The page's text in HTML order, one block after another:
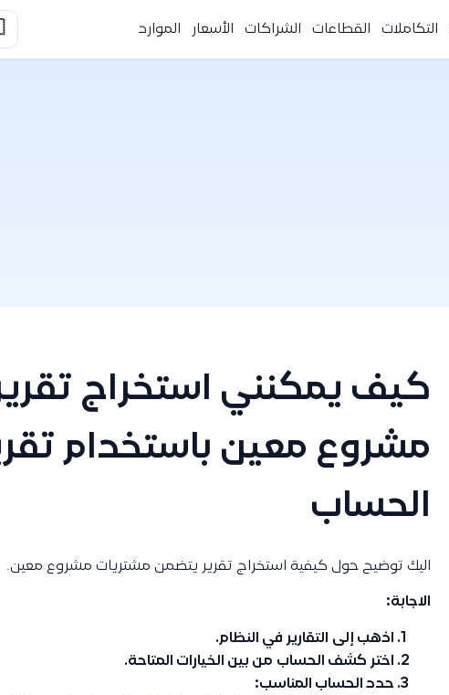
التكاملات القطاعات الشراكات الأسعار الموارد
كيف يمكنني استخراج
مشروع معين باستخدام
الحساب
اليك توضيح حول كيفية استخراج تقرير يتضمن مشتريات مشروع معين.
الاجابة:
اذهب إلى التقارير في النظام.
اختر كشف الحساب من بين الخيارات المتاحة.
حدد الحساب المناسب: